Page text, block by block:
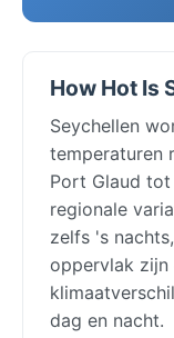
How Hot Is
Seychellen
temperaturen
Port Glaud
regionale
zelfs 's
oppervlak zijn
dag en nacht.